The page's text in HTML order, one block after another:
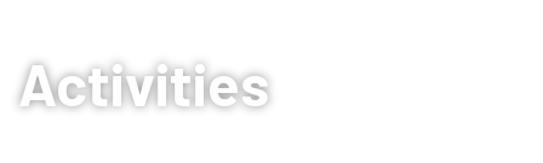
Activities